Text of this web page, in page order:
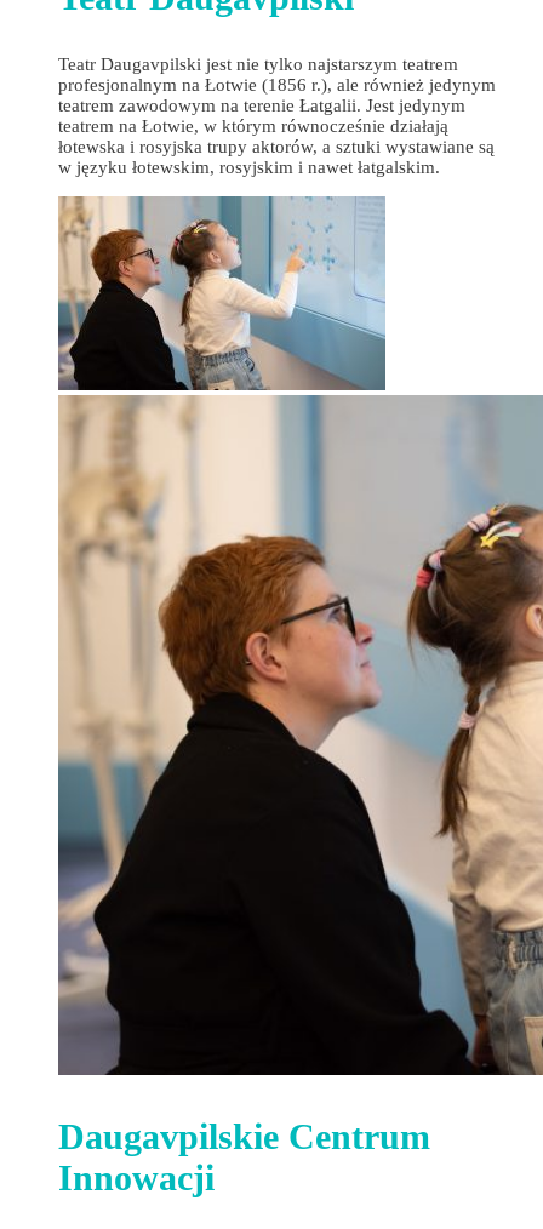
Teatr Daugavpilski jest nie tylko najstarszym teatrem
profesjonalnym na Łotwie (1856 r.), ale również jedynym
teatrem zawodowym na terenie Łatgalii. Jest jedynym
teatrem na Łotwie, w którym równocześnie działają
łotewska i rosyjska trupy aktorów, a sztuki wystawiane są
w języku łotewskim, rosyjskim i nawet łatgalskim.
Daugavpilskie Centrum
Innowacji